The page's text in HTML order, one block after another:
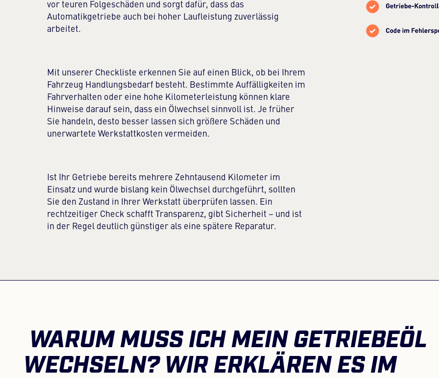
vor teuren Folgeschäden und sorgt dafür, dass das
Automatikgetriebe auch bei hoher Laufleistung zuverlässig
arbeitet.
Mit unserer Checkliste erkennen Sie auf einen Blick, ob bei Ihrem
Fahrzeug Handlungsbedarf besteht. Bestimmte Auffälligkeiten im
Fahrverhalten oder eine hohe Kilometerleistung können klare
Hinweise darauf sein, dass ein Ölwechsel sinnvoll ist. Je früher
Sie handeln, desto besser lassen sich größere Schäden und
unerwartete Werkstattkosten vermeiden.
Ist Ihr Getriebe bereits mehrere Zehntausend Kilometer im
Einsatz und wurde bislang kein Ölwechsel durchgeführt, sollten
Sie den Zustand in Ihrer Werkstatt überprüfen lassen. Ein
rechtzeitiger Check schafft Transparenz, gibt Sicherheit – und ist
in der Regel deutlich günstiger als eine spätere Reparatur.
WARUM MUSS ICH MEIN GETRIEBEÖL
WECHSELN? WIR ERKLÄREN ES IM